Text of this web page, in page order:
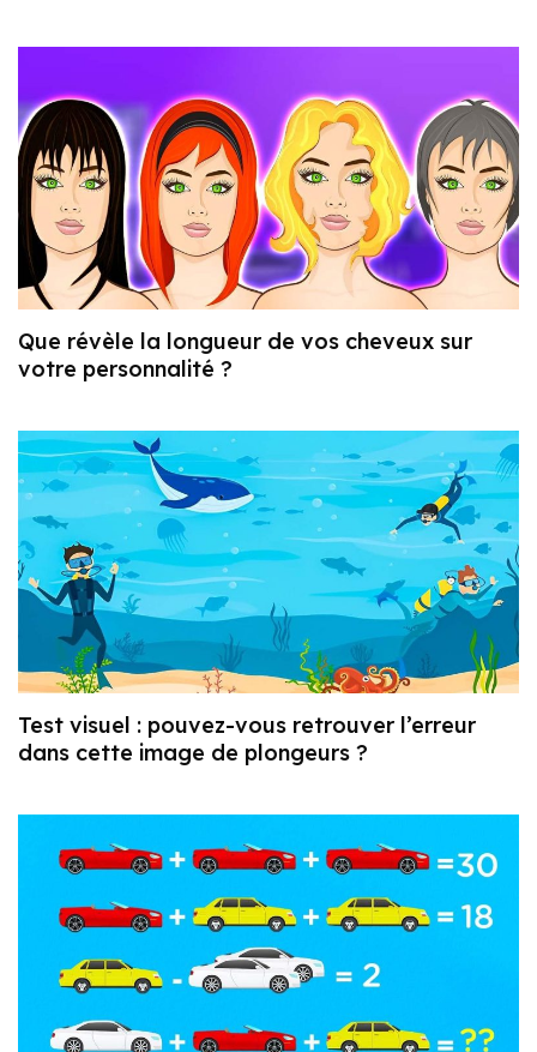
Que révèle la longueur de vos cheveux sur
votre personnalité ?
Test visuel : pouvez-vous retrouver l’erreur
dans cette image de plongeurs ?